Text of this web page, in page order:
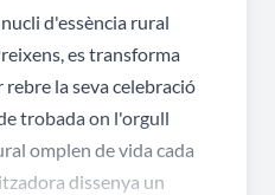
nucli d'essència rural
es transforma
la seva celebració
trobada on l'orgull
omplen de vida cada
dissenya un